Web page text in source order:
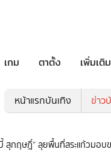
เกม ตาตั้ง เพิ่มเติม
หน้าแรกบันเทิง ข่าว
สุกฤษฎิ์” ลุยพื้นที่สระแก้วมอ